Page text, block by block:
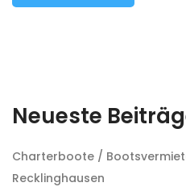
Neueste
Charterboote /
Recklinghausen